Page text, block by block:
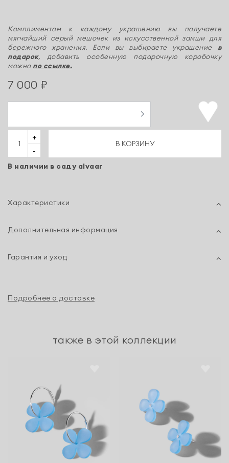
Комплиментом к каждому украшению вы получаете
мягчайший серый мешочек из искусственной замши для
бережного хранения. Если вы выбираете украшение в
подарок, добавить особенную подарочную коробочку
можно по ссылке.
7 000 ₽
-
+
В КОРЗИНУ
В наличии в саду alvaar
Характеристики
Дополнительная информация
Гарантия и уход
Подробнее о доставке
также в этой коллекции